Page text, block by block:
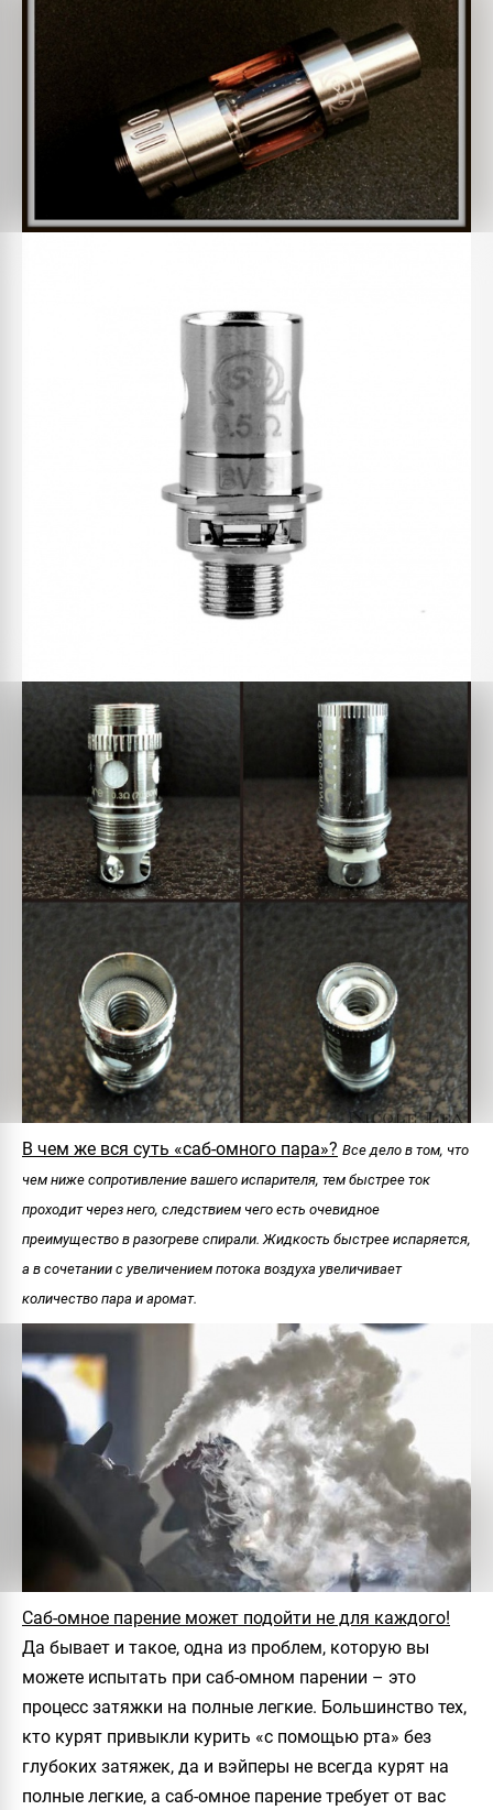
В чем же вся суть «саб-омного пара»? Все дело в том, что
чем ниже сопротивление вашего испарителя, тем быстрее ток
проходит через него, следствием чего есть очевидное
преимущество в разогреве спирали. Жидкость быстрее испаряется,
а в сочетании с увеличением потока воздуха увеличивает
количество пара и аромат.
Саб-омное парение может подойти не для каждого!
Да бывает и такое, одна из проблем, которую вы
можете испытать при саб-омном парении – это
процесс затяжки на полные легкие. Большинство тех,
кто курят привыкли курить «с помощью рта» без
глубоких затяжек, да и вэйперы не всегда курят на
полные легкие, а саб-омное парение требует от вас